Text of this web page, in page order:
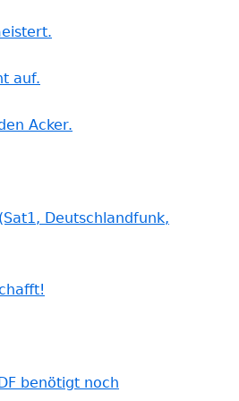
auf.
Acker.
Deutschlandfunk,
benötigt noch